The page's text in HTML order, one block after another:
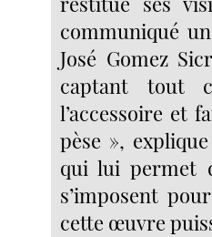
communiqué
José Gomez
captant tout
l’accessoire et
pèse »,
qui lui permet
s’imposent
cette œuvre